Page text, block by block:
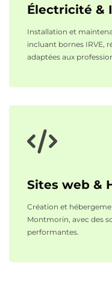
Électricité &
Installation et
incluant bornes IRVE,
adaptées aux
Sites web &
Création et
Montmorin, avec des
performantes.